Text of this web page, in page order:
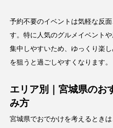
予約不要のイベントは気軽な反
す。特に人気のグルメイベント
集中しやすいため、ゆっくり楽
を狙うと過ごしやすくなります。
エリア別｜宮城県のお
み方
宮城県でおでかけを考えるとき